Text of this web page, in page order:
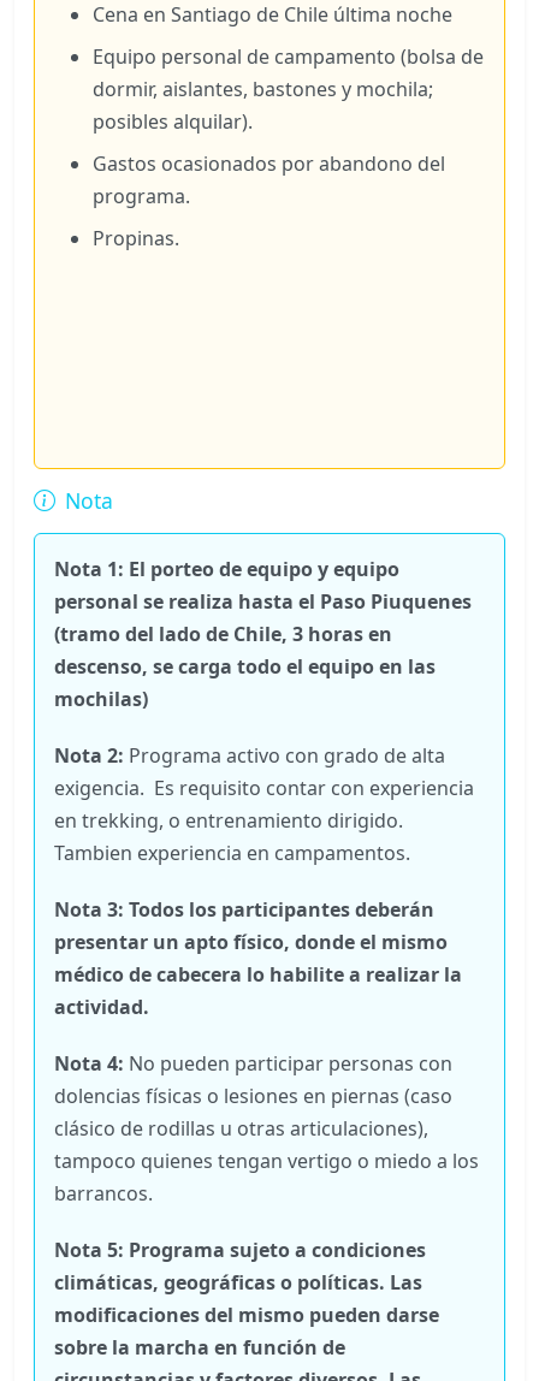
Cena en Santiago de Chile última noche
Equipo personal de campamento (bolsa de
dormir, aislantes, bastones y mochila;
posibles alquilar).
Gastos ocasionados por abandono del
programa.
Propinas.
Nota
Nota 1: El porteo de equipo y equipo
personal se realiza hasta el Paso Piuquenes
(tramo del lado de Chile, 3 horas en
descenso, se carga todo el equipo en las
mochilas)
Nota 2: Programa activo con grado de alta
exigencia. Es requisito contar con experiencia
en trekking, o entrenamiento dirigido.
Tambien experiencia en campamentos.
Nota 3: Todos los participantes deberán
presentar un apto físico, donde el mismo
médico de cabecera lo habilite a realizar la
actividad.
Nota 4: No pueden participar personas con
dolencias físicas o lesiones en piernas (caso
clásico de rodillas u otras articulaciones),
tampoco quienes tengan vertigo o miedo a los
barrancos.
Nota 5: Programa sujeto a condiciones
climáticas, geográficas o políticas. Las
modificaciones del mismo pueden darse
sobre la marcha en función de